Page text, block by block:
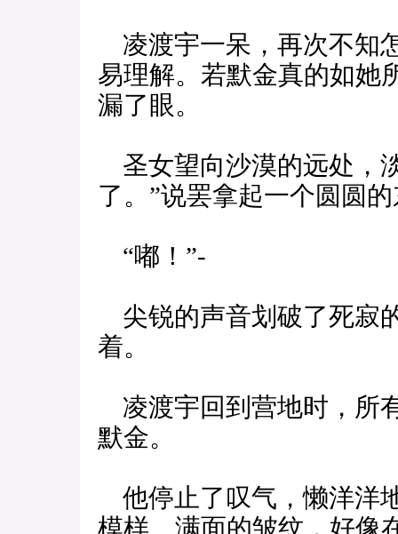
凌渡宇一呆，再次不知
易理解。若默金真的如她
漏了眼。
圣女望向沙漠的远处，
了。”说罢拿起一个圆圆
“嘟！”-
尖锐的声音划破了死寂
着。
凌渡宇回到营地时，所
默金。
他停止了叹气，懒洋洋
模样。满面的皱纹，好像